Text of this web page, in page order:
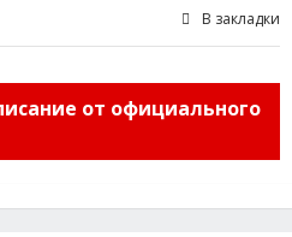
В закладки
от официального